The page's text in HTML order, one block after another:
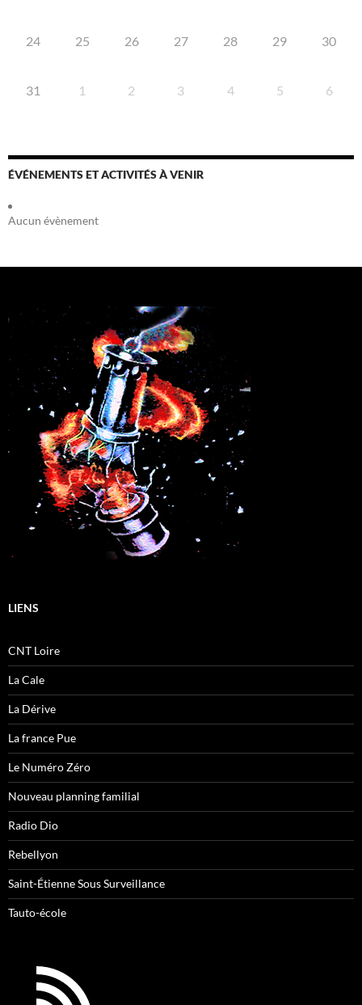
24 25 26 27 28 29 30
31 1 2 3 4 5 6
ÉVÉNEMENTS ET ACTIVITÉS À VENIR
Aucun évènement
LIENS
CNT Loire
La Cale
La Dérive
La france Pue
Le Numéro Zéro
Nouveau planning familial
Radio Dio
Rebellyon
Saint-Étienne Sous Surveillance
Tauto-école